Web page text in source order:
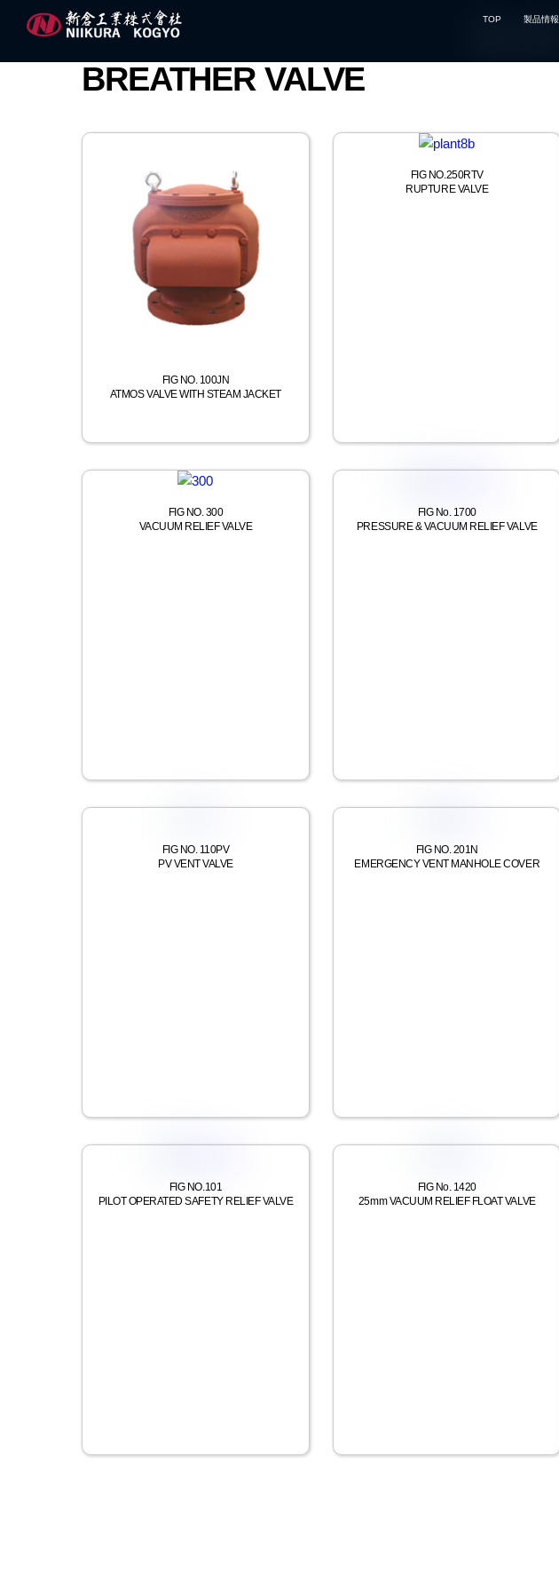
TOP 製品情報
BREATHER VALVE
FIG NO. 100JN
ATMOS VALVE WITH STEAM JACKET
FIG NO.250RTV
RUPTURE VALVE
FIG NO. 300
VACUUM RELIEF VALVE
FIG No. 1700
PRESSURE & VACUUM RELIEF VALVE
FIG NO. 110PV
PV VENT VALVE
FIG NO. 201N
EMERGENCY VENT MANHOLE COVER
FIG NO.101
PILOT OPERATED SAFETY RELIEF VALVE
FIG No. 1420
25mm VACUUM RELIEF FLOAT VALVE